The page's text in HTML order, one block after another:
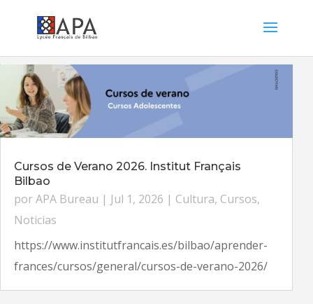
Cursos de Verano 2026. Institut Français
Bilbao
porAPA Bureau | Jul 1, 2026 | Cultura, Cursos,
Noticias
https://www.institutfrancais.es/bilbao/aprender-
frances/cursos/general/cursos-de-verano-2026/